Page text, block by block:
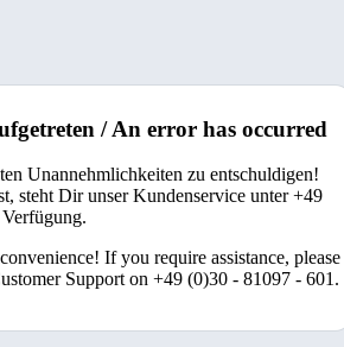
/ An error has occurred
Unannehmlichkeiten zu entschuldigen!
steht Dir unser Kundenservice unter +49
If you require assistance, please
Support on +49 (0)30 - 81097 - 601.